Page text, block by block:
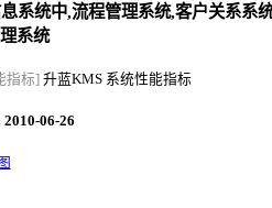
系统中,流程管理系统,客户关系系
系统
指标]升蓝KMS 系统性能指标
2010-06-26